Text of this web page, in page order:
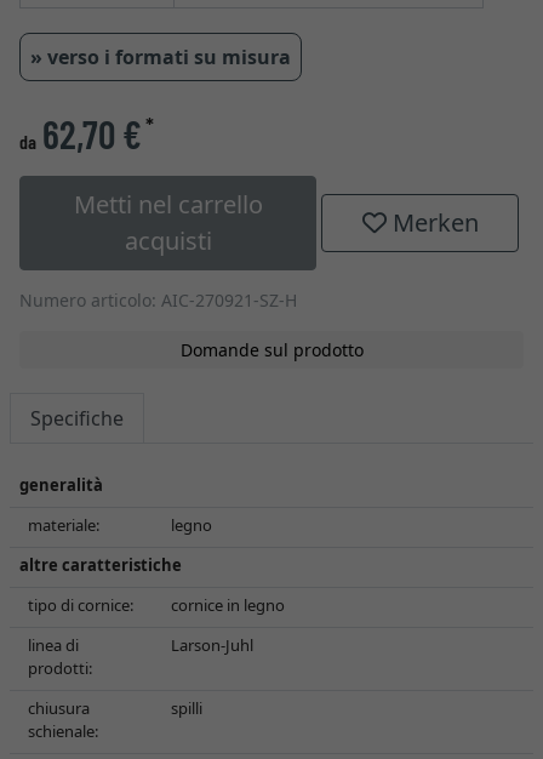
» verso i formati su misura
da 62,70 €*
Metti nel carrello
acquisti
Merken
Numero articolo: AIC-270921-SZ-H
Domande sul prodotto
Specifiche
generalità
materiale:
legno
altre caratteristiche
tipo di cornice:
cornice in legno
linea di
prodotti:
Larson-Juhl
chiusura
schienale:
spilli